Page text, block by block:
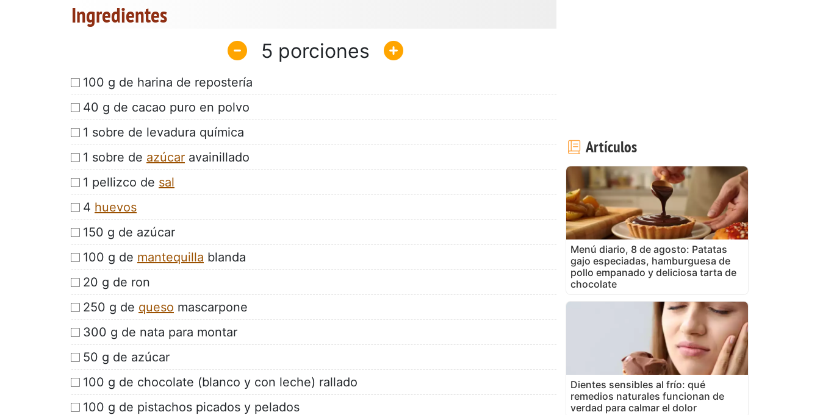
Ingredientes
5
100 g de harina de repostería
40 g de cacao puro en polvo
1 sobre de levadura química
1 sobre de azúcar avainillado
1 pellizco de sal
4 huevos
150 g de azúcar
100 g de mantequilla blanda
20 g de ron
250 g de queso mascarpone
300 g de nata para montar
50 g de azúcar
100 g de chocolate (blanco y con leche) rallado
100 g de pistachos picados y pelados
Artículos
Menú diario, 8 de agosto: Patatas
gajo especiadas, hamburguesa de
pollo empanado y deliciosa tarta de
chocolate
Dientes sensibles al frío: qué
remedios naturales funcionan de
verdad para calmar el dolor